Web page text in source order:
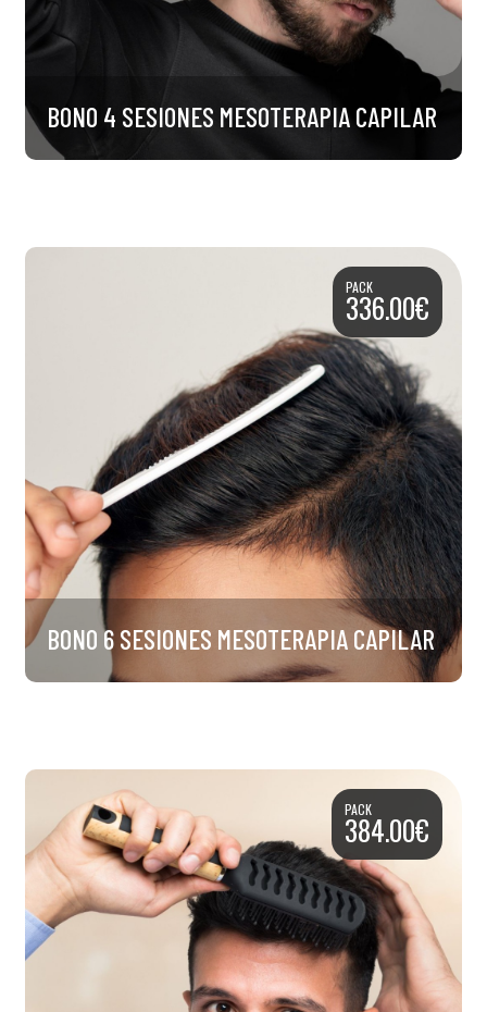
BONO 4 SESIONES MESOTERAPIA CAPILAR
PACK
336.00€
BONO 6 SESIONES MESOTERAPIA CAPILAR
PACK
384.00€